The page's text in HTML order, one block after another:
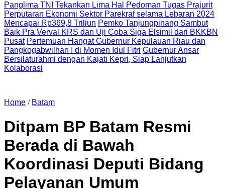
Panglima TNI Tekankan Lima Hal Pedoman Tugas Prajurit
Perputaran Ekonomi Sektor Parekraf selama Lebaran 2024
Mencapai Rp369,8 Triliun Pemko Tanjungpinang Sambut
Baik Pra Verval KRS dan Uji Coba Siga Elsimil dari BKKBN
Pusat Pertemuan Hangat Gubernur Kepulauan Riau dan
Pangkogabwilhan I di Momen Idul Fitri Gubernur Ansar
Bersilaturahmi dengan Kajati Kepri, Siap Lanjutkan
Kolaborasi
Home / Batam
Ditpam BP Batam Resmi
Berada di Bawah
Koordinasi Deputi Bidang
Pelayanan Umum